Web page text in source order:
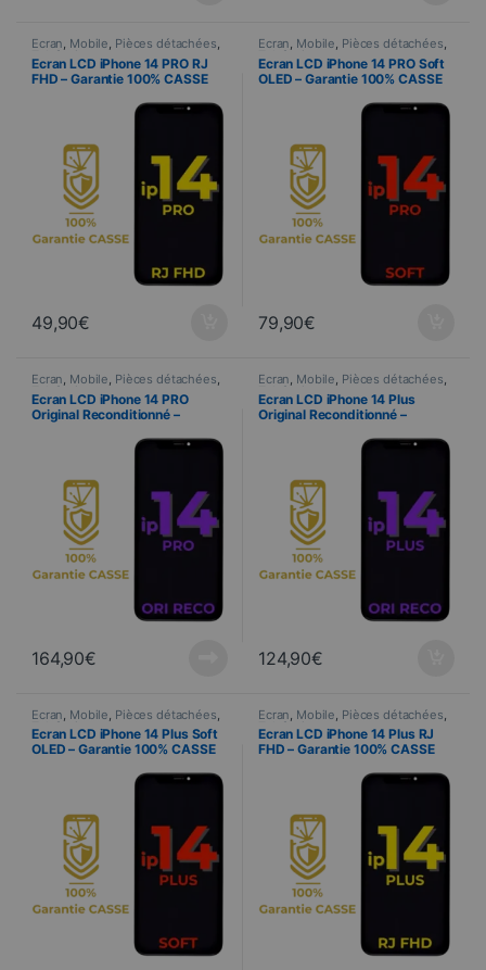
Ecran, Mobile, Pièces détachées,
Telefonia
Ecran LCD iPhone 14 PRO RJ
FHD – Garantie 100% CASSE
49,90€
Ecran, Mobile, Pièces détachées,
Telefonia
Ecran LCD iPhone 14 PRO Soft
OLED – Garantie 100% CASSE
79,90€
Ecran, Mobile, Pièces détachées,
Telefonia
Ecran LCD iPhone 14 PRO
Original Reconditionné –
164,90€
Ecran, Mobile, Pièces détachées,
Telefonia
Ecran LCD iPhone 14 Plus
Original Reconditionné –
124,90€
Ecran Mobile Pièces détachées
Telefonia
Ecran LCD iPhone 14 Plus Soft
OLED – Garantie 100% CASSE
Ecran Mobile Pièces détachées
Telefonia
Ecran LCD iPhone 14 Plus RJ
FHD – Garantie 100% CASSE